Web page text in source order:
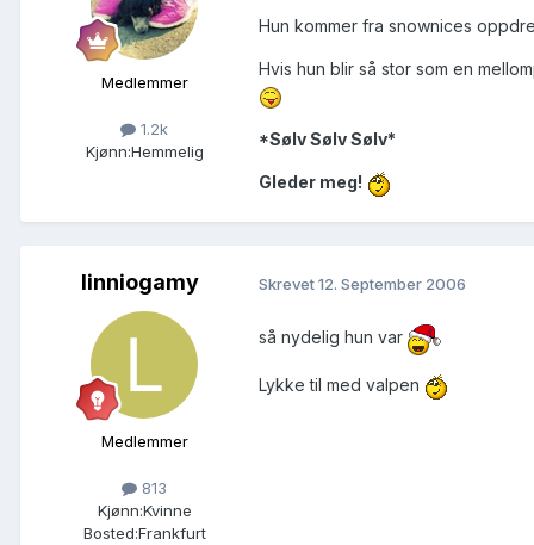
Medlemmer
1.2k
Kjønn:Hemmelig
Hun kommer fra snownices
Hvis hun blir så stor som en
*Sølv Sølv Sølv*
Gleder meg!
linniogamy
Medlemmer
813
Kjønn:Kvinne
Bosted:Frankfurt
Skrevet12. September 2006
så nydelig hun var
Lykke til med valpen